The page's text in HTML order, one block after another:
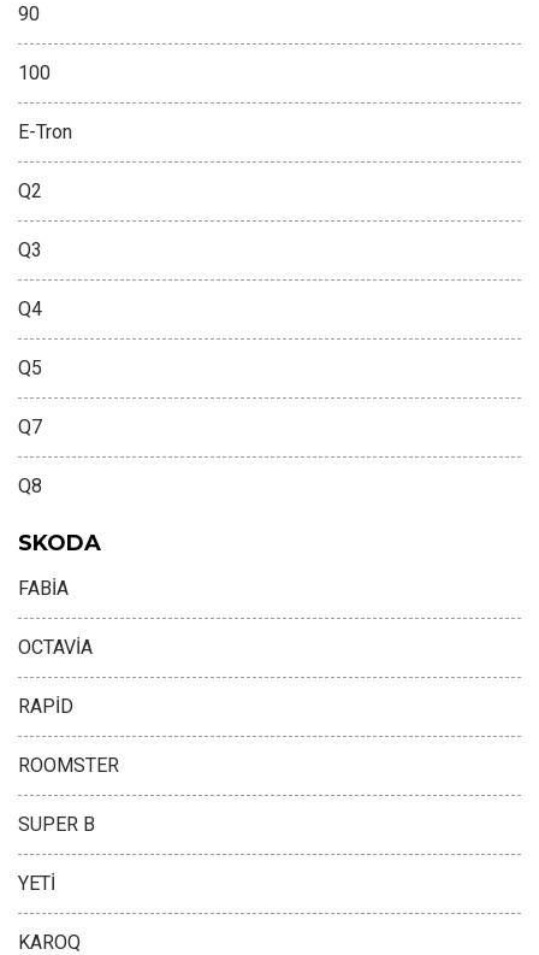
90
100
E-Tron
Q2
Q3
Q4
Q5
Q7
Q8
SKODA
FABİA
OCTAVİA
RAPİD
ROOMSTER
SUPER B
YETİ
KAROQ